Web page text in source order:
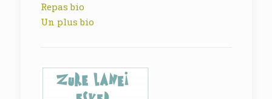
Repas bio
Un plus bio